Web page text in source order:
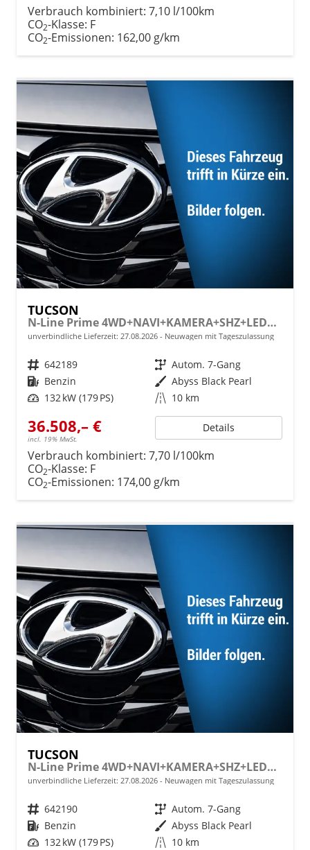
Verbrauch kombiniert: 7,10 l/100km
CO2-Klasse: F
CO2-Emissionen: 162,00 g/km
TUCSON
N-Line Prime 4WD+NAVI+KAMERA+SHZ+LED+19''ALU+PDC
unverbindliche Lieferzeit: 27.08.2026 Neuwagen mit Tageszulassung
Fahrzeugnr. 642189 Getriebe Autom. 7-Gang
Kraftstoff Benzin Außenfarbe Abyss Black Pearl
Leistung 132 kW (179 PS) Kilometerstand 10 km
36.508,– €
incl. 19% MwSt.
Details
Verbrauch kombiniert: 7,70 l/100km
CO2-Klasse: F
CO2-Emissionen: 174,00 g/km
TUCSON
N-Line Prime 4WD+NAVI+KAMERA+SHZ+LED+19''ALU+PDC
unverbindliche Lieferzeit: 27.08.2026 Neuwagen mit Tageszulassung
Fahrzeugnr. 642190 Getriebe Autom. 7-Gang
Kraftstoff Benzin Außenfarbe Abyss Black Pearl
Leistung 132 kW (179 PS) Kilometerstand 10 km